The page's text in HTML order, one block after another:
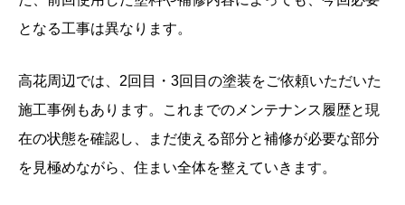
となる工事は異なります。
高花周辺では、2回目・3回目の塗装をご依頼いただいた
施工事例もあります。これまでのメンテナンス履歴と現
在の状態を確認し、まだ使える部分と補修が必要な部分
を見極めながら、住まい全体を整えていきます。